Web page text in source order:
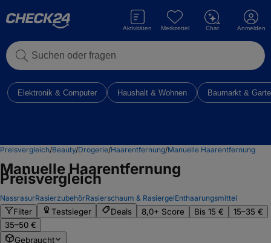
Suchen oder fragen
Aktivitäten Merkzettel Chat Anmelden
Elektronik & Computer Haushalt & Wohnen Baumarkt &
Preisvergleich/Beauty/Drogerie/Haarentfernung/Manuelle Haarentfernung
Manuelle Haarentfernung
Preisvergleich
NassrasurRasierzubehörRasierschaum & RasiergelEnthaarungsmittel
Filter Testsieger Deals 8,0+ Score Bis 15 €
15–35 €
35–50 €
Gebraucht